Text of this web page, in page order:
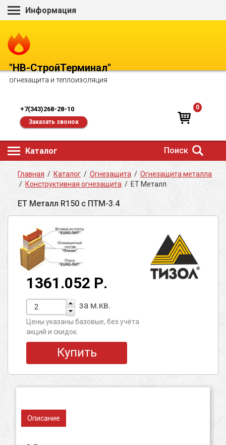
Информация
"НВ-СтройТерминал"
огнезащита и теплоизоляция
+7(343)268-28-10
Заказать звонок
0
Каталог Поиск
Главная / Каталог / Огнезащита / Огнезащита металла
/ Конструктивная огнезащита / ЕТ Металл
ЕТ Металл R150 с ПТМ-3.4
1361.052 Р.
за м.кв.
Цены указаны базовые, без учёта
акций и скидок.
Купить
Описание